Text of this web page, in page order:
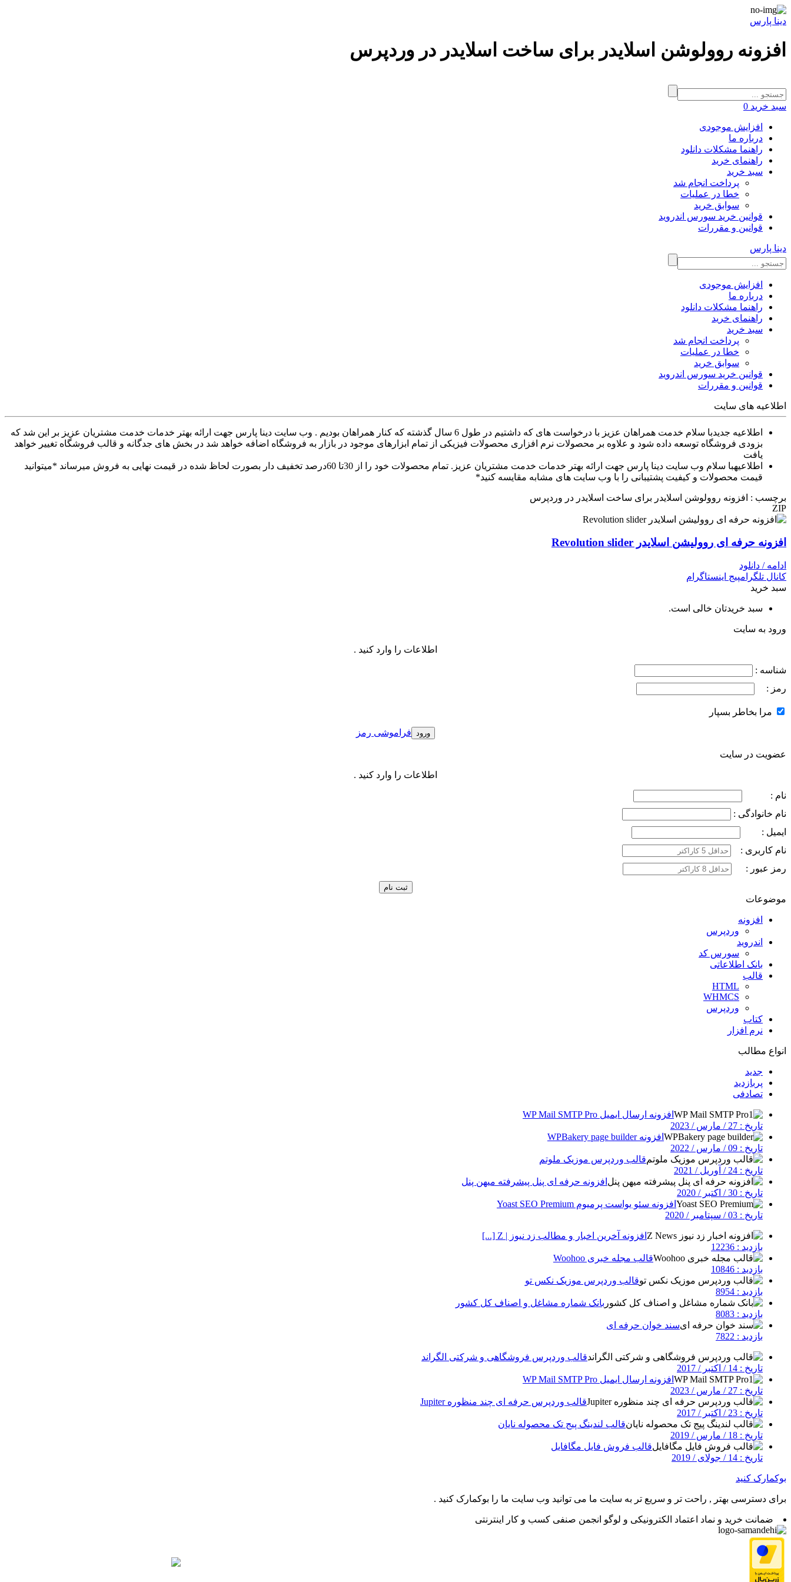
دینا پارس
افزونه روولوشن اسلایدر برای ساخت اسلایدر در وردپرس
سبد خرید 0
افزایش موجودی
درباره ما
راهنما مشکلات دانلود
راهنمای خرید
سبد خرید
پرداخت انجام شد
خطا در عملیات
سوابق خرید
قوانین خرید سورس اندروید
قوانین و مقررات
دینا پارس
افزایش موجودی
درباره ما
راهنما مشکلات دانلود
راهنمای خرید
سبد خرید
پرداخت انجام شد
خطا در عملیات
سوابق خرید
قوانین خرید سورس اندروید
قوانین و مقررات
اطلاعیه های سایت
اطلاعیه جدید
با سلام خدمت همراهان عزیز با درخواست های که داشتیم در طول 6 سال گذشته که کنار همراهان بودیم . وب سایت دینا پارس جهت ارائه بهتر خدمات خدمت مشتریان عزیز بر این شد که
بزودی فروشگاه توسعه داده شود و علاوه بر محصولات نرم افزاری محصولات فیزیکی از تمام ابزارهای موجود در بازار به فروشگاه اضافه خواهد شد در بخش های جدگانه و قالب فروشگاه تغییر خواهد
یافت
اطلاعیه
با سلام وب سایت دینا پارس جهت ارائه بهتر خدمات خدمت مشتریان عزیز. تمام محصولات خود را از 30تا 60درصد تخفیف دار بصورت لحاظ شده در قیمت نهایی به فروش میرساند *میتوانید
قیمت محصولات و کیفیت پشتیبانی را با وب سایت های مشابه مقایسه کنید*
برچسب : افزونه روولوشن اسلایدر برای ساخت اسلایدر در وردپرس
ZIP
افزونه حرفه ای روولیشن اسلایدر Revolution slider
ادامه / دانلود
کانال تلگرامپیج اینستاگرام
سبد خرید
سبد خریدتان خالی است.
ورود به سایت
اطلاعات را وارد کنید .
شناسه :
رمز :
مرا بخاطر بسپار
فراموشی رمز
عضویت در سایت
اطلاعات را وارد کنید .
نام :
نام خانوادگی :
ایمیل :
نام کاربری :
رمز عبور :
موضوعات
افزونه
وردپرس
اندروید
سورس کد
بانک اطلاعاتی
قالب
HTML
WHMCS
وردپرس
کتاب
نرم افزار
انواع مطالب
جدید
پربازدید
تصادفی
افزونه ارسال ایمیل WP Mail SMTP Pro
تاریخ : 27 / مارس / 2023
افزونه WPBakery page builder
تاریخ : 09 / مارس / 2022
قالب وردپرس موزیک ملوتم
تاریخ : 24 / آوریل / 2021
افزونه حرفه ای پنل پیشرفته میهن پنل
تاریخ : 30 / اکتبر / 2020
افزونه سئو یواست پرمیوم Yoast SEO Premium
تاریخ : 03 / سپتامبر / 2020
افزونه آخرین اخبار و مطالب زد نیوز | Z [...]
بازدید : 12236
قالب مجله خبری Woohoo
بازدید : 10846
قالب وردپرس موزیک نکس تو
بازدید : 8954
بانک شماره مشاغل و اصناف کل کشور
بازدید : 8083
سند خوان حرفه ای
بازدید : 7822
قالب وردپرس فروشگاهی و شرکتی الگراند
تاریخ : 14 / اکتبر / 2017
افزونه ارسال ایمیل WP Mail SMTP Pro
تاریخ : 27 / مارس / 2023
قالب وردپرس حرفه ای چند منظوره Jupiter
تاریخ : 23 / اکتبر / 2017
قالب لندینگ پیج تک محصوله نایان
تاریخ : 18 / مارس / 2019
قالب فروش فایل مگافایل
تاریخ : 14 / جولای / 2019
بوکمارک کنید
برای دسترسی بهتر , راحت تر و سریع تر به سایت ما می توانید وب سایت ما را بوکمارک کنید .
ضمانت خرید و نماد اعتماد الکترونیکی و لوگو انجمن صنفی کسب و کار اینترنتی